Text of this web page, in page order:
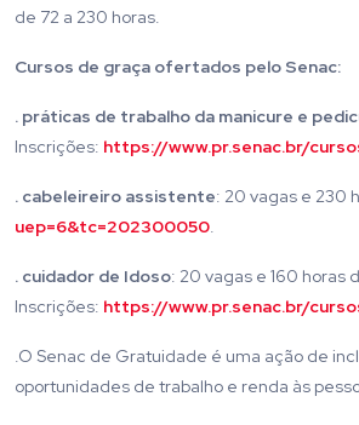
de 72 a 230 horas.
Cursos de graça ofertados pelo Senac:
. práticas de trabalho da manicure e
Inscrições: https://www.pr.senac.br/
. cabeleireiro assistente: 20 vagas e 230
uep=6&tc=202300050.
. cuidador de Idoso: 20 vagas e 160 horas
Inscrições: https://www.pr.senac.br/
.O Senac de Gratuidade é uma ação de
oportunidades de trabalho e renda às